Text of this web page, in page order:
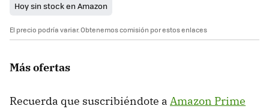
Hoy sin stock en Amazon
El precio podría variar. Obtenemos comisión por estos enlaces
Más ofertas
Recuerda que suscribiéndote a Amazon Prime